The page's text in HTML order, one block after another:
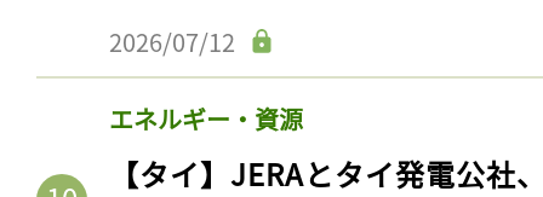
2026/07/12
エネルギー・資源
【タイ】JERAとタイ発電公社